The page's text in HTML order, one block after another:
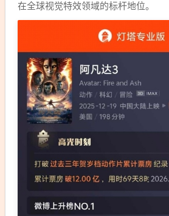
在全球视觉特效领域的标杆地位。